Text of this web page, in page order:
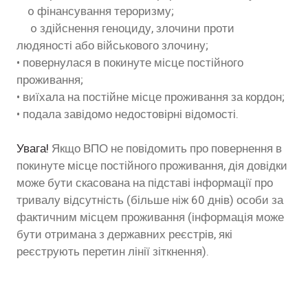
o фінансування тероризму;
o здійснення геноциду, злочини проти
людяності або військового злочину;
• повернулася в покинуте місце постійного
проживання;
• виїхала на постійне місце проживання за кордон;
• подала завідомо недостовірні відомості.
Увага! Якщо ВПО не повідомить про повернення в
покинуте місце постійного проживання, дія довідки
може бути скасована на підставі інформації про
тривалу відсутність (більше ніж 60 днів) особи за
фактичним місцем проживання (інформація може
бути отримана з державних реєстрів, які
реєструють перетин лінії зіткнення).